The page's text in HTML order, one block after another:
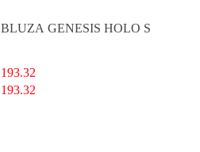
BLUZA GENESIS HOLO S
193.32
193.32